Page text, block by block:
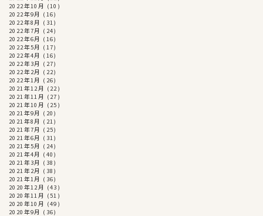
2022年10月 (10)
2022年9月 (16)
2022年8月 (31)
2022年7月 (24)
2022年6月 (16)
2022年5月 (17)
2022年4月 (16)
2022年3月 (27)
2022年2月 (22)
2022年1月 (26)
2021年12月 (22)
2021年11月 (27)
2021年10月 (25)
2021年9月 (20)
2021年8月 (21)
2021年7月 (25)
2021年6月 (31)
2021年5月 (24)
2021年4月 (40)
2021年3月 (38)
2021年2月 (38)
2021年1月 (36)
2020年12月 (43)
2020年11月 (51)
2020年10月 (49)
2020年9月 (36)